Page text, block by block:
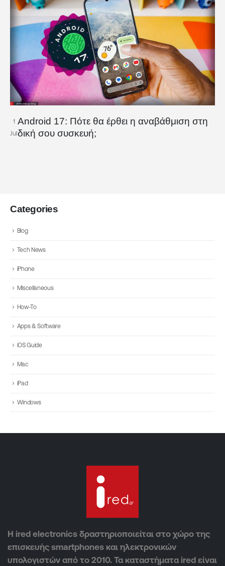
1
Jul
Android 17: Πότε θα έρθει η αναβάθμιση στη
δική σου συσκευή;
Categories
Blog
Tech News
iPhone
Miscellaneous
How-To
Apps & Software
iOS Guide
Mac
iPad
Windows
Η ired electronics δραστηριοποιείται στο χώρο της
επισκευής smartphones και ηλεκτρονικών
υπολογιστών από το 2010. Τα καταστήματα ired είναι